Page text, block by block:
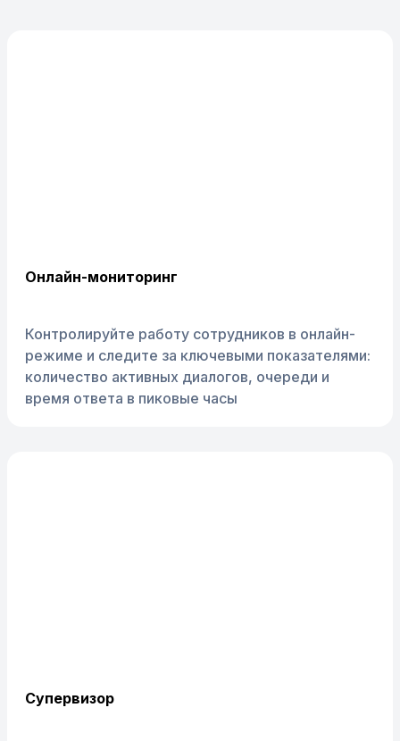
Онлайн-мониторинг
Контролируйте работу сотрудников в онлайн-
режиме и следите за ключевыми показателями:
количество активных диалогов, очереди и
время ответа в пиковые часы
Супервизор